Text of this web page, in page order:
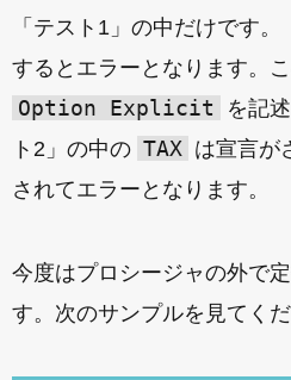
「テスト1」の中だけです
するとエラーとなります。
Option Explicit
を記
ト2」の中の TAX は宣言が
されてエラーとなります。
今度はプロシージャの外で
す。次のサンプルを見てくだ